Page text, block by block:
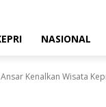
NASIONAL
Kenalkan Wisata